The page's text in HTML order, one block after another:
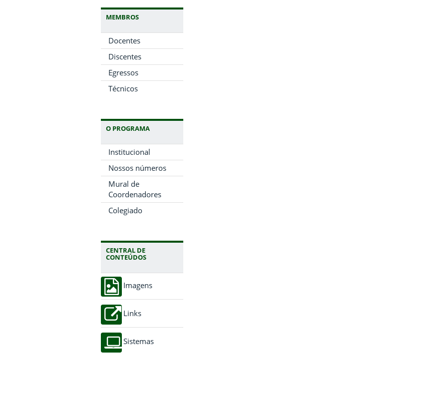
MEMBROS
Docentes
Discentes
Egressos
Técnicos
O PROGRAMA
Institucional
Nossos números
Mural de
Coordenadores
Colegiado
CENTRAL DE
CONTEÚDOS
Imagens
Links
Sistemas